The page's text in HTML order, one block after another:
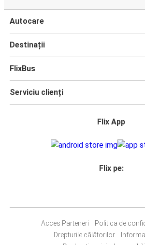
Autocare
Destinații
FlixBus
Serviciu clienți
Flix App
Flix pe:
Acces Parteneri
Politica de
Drepturile călătorilor